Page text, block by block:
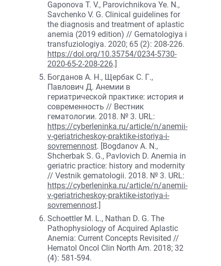
Gaponova T. V., Parovichnikova Ye. N.,
Savchenko V. G. Clinical guidelines for
the diagnosis and treatment of aplastic
anemia (2019 edition) // Gematologiya i
transfuziologiya. 2020; 65 (2): 208-226.
https://dol.org/10.35754/0234-5730-
2020-65-2-208-226.]
Богданов А. Н., Щербак С. Г.,
Павлович Д. Анемии в
гериатрической практике: история и
современность // Вестник
гематологии. 2018. № 3. URL:
https://cyberleninka.ru/article/n/anemii-
v-geriatricheskoy-praktike-istoriya-i-
sovremennost. [Bogdanov A. N.,
Shcherbak S. G., Pavlovich D. Anemia in
geriatric practice: history and modernity
// Vestnik gematologii. 2018. № 3. URL:
https://cyberleninka.ru/article/n/anemii-
v-geriatricheskoy-praktike-istoriya-i-
sovremennost.]
Schoettler M. L., Nathan D. G. The
Pathophysiology of Acquired Aplastic
Anemia: Current Concepts Revisited //
Hematol Oncol Clin North Am. 2018; 32
(4): 581-594.